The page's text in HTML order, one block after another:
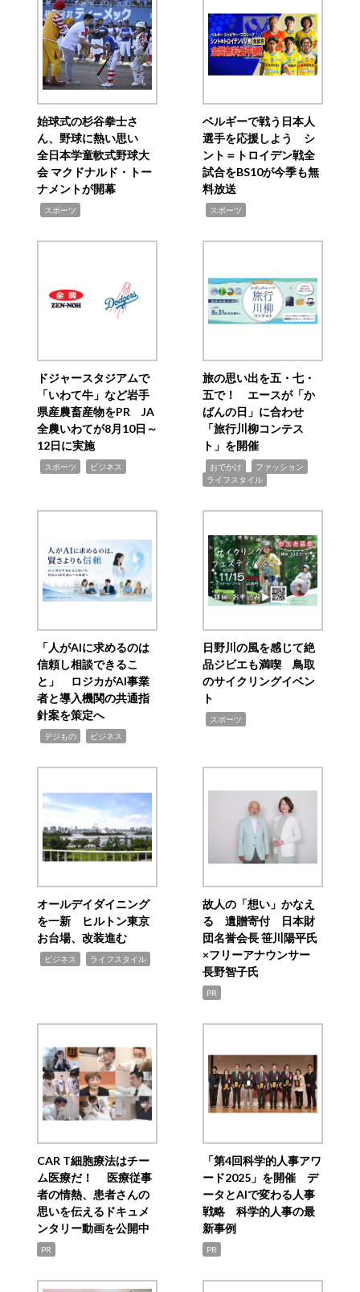
始球式の杉谷拳士さ
ん、野球に熱い思い
全日本学童軟式野球大
会 マクドナルド・トー
ナメントが開幕
スポーツ
ベルギーで戦う日本人
選手を応援しよう シ
ント＝トロイデン戦全
試合をBS10が今季も無
料放送
スポーツ
ドジャースタジアムで
「いわて牛」など岩手
県産農畜産物をPR JA
全農いわてが8月10日～
12日に実施
スポーツ ビジネス
旅の思い出を五・七・
五で！ エースが「か
ばんの日」に合わせ
「旅行川柳コンテス
ト」を開催
おでかけ ファッション
ライフスタイル
「人がAIに求めるのは
信頼し相談できるこ
と」 ロジカがAI事業
者と導入機関の共通指
針案を策定へ
デジもの ビジネス
日野川の風を感じて絶
品ジビエも満喫 鳥取
のサイクリングイベン
ト
スポーツ
オールデイダイニング
を一新 ヒルトン東京
お台場、改装進む
ビジネス ライフスタイル
故人の「想い」かなえ
る 遺贈寄付 日本財
団名誉会長 笹川陽平氏
×フリーアナウンサー
長野智子氏
PR
CAR T細胞療法はチー
ム医療だ！ 医療従事
者の情熱、患者さんの
思いを伝えるドキュメ
ンタリー動画を公開中
PR
「第4回科学的人事アワ
ード2025」を開催 デ
ータとAIで変わる人事
戦略 科学的人事の最
新事例
PR